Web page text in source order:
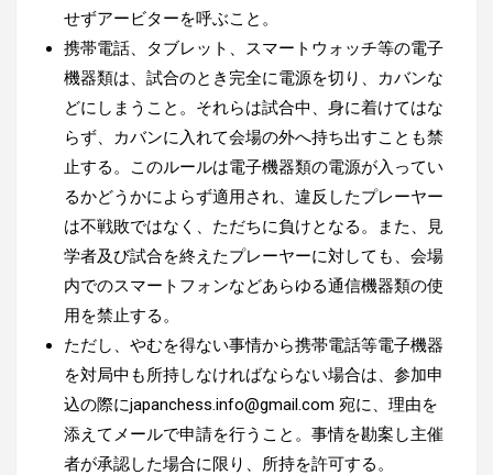
せずアービターを呼ぶこと。
携帯電話、タブレット、スマートウォッチ等の電子
機器類は、試合のとき完全に電源を切り、カバンな
どにしまうこと。それらは試合中、身に着けてはな
らず、カバンに入れて会場の外へ持ち出すことも禁
止する。このルールは電子機器類の電源が入ってい
るかどうかによらず適用され、違反したプレーヤー
は不戦敗ではなく、ただちに負けとなる。また、見
学者及び試合を終えたプレーヤーに対しても、会場
内でのスマートフォンなどあらゆる通信機器類の使
用を禁止する。
ただし、やむを得ない事情から携帯電話等電子機器
を対局中も所持しなければならない場合は、参加申
込の際にjapanchess.info@gmail.com 宛に、理由を
添えてメールで申請を行うこと。事情を勘案し主催
者が承認した場合に限り、所持を許可する。